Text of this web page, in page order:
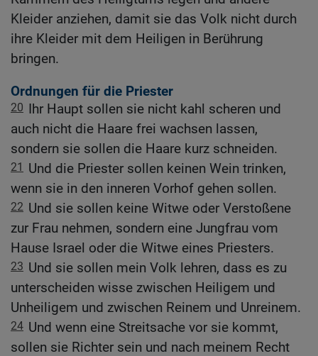
Kleider anziehen, damit sie das Volk nicht durch
ihre Kleider mit dem Heiligen in Berührung
bringen.
Ordnungen für die Priester
20 Ihr Haupt sollen sie nicht kahl scheren und
auch nicht die Haare frei wachsen lassen,
sondern sie sollen die Haare kurz schneiden.
21 Und die Priester sollen keinen Wein trinken,
wenn sie in den inneren Vorhof gehen sollen.
22 Und sie sollen keine Witwe oder Verstoßene
zur Frau nehmen, sondern eine Jungfrau vom
Hause Israel oder die Witwe eines Priesters.
23 Und sie sollen mein Volk lehren, dass es zu
unterscheiden wisse zwischen Heiligem und
Unheiligem und zwischen Reinem und Unreinem.
24 Und wenn eine Streitsache vor sie kommt,
sollen sie Richter sein und nach meinem Recht